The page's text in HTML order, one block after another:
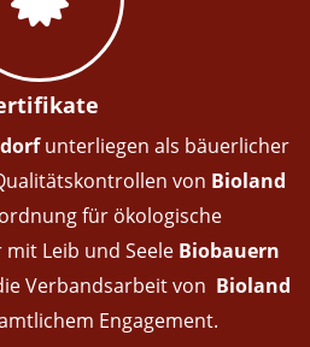
unterliegen als bäuerlicher
von Bioland
für ökologische
Leib und Seele Biobauern
Verbandsarbeit von Bioland
Engagement.